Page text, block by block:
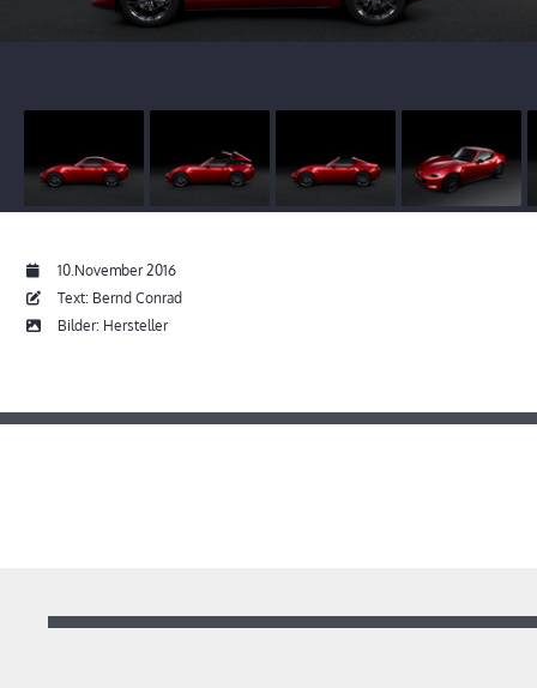
10.November 2016
Text: Bernd Conrad
Bilder: Hersteller